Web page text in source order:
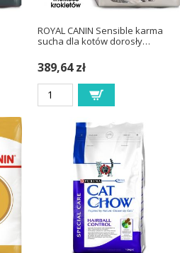
ROYAL CANIN Sensible karma
sucha dla kotów dorosły…
389,64 zł